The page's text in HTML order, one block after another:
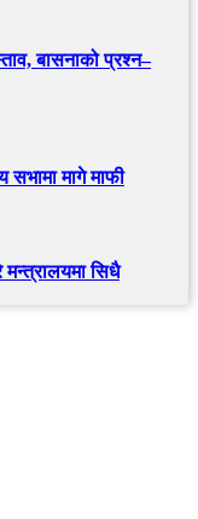
बासनाको प्रश्न–
सभामा मागे माफी
मन्त्रालयमा सिधै